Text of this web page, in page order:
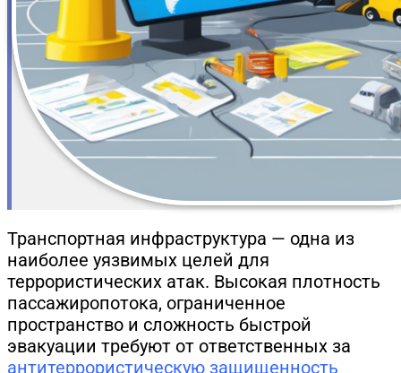
Транспортная инфраструктура — одна из
наиболее уязвимых целей для
террористических атак. Высокая плотность
пассажиропотока, ограниченное
пространство и сложность быстрой
эвакуации требуют от ответственных за
антитеррористическую защищенность